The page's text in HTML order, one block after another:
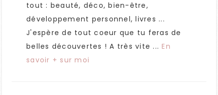
tout : beauté, déco, bien-être,
développement personnel, livres ...
J'espère de tout coeur que tu feras de
belles découvertes ! A très vite ...En
savoir + sur moi